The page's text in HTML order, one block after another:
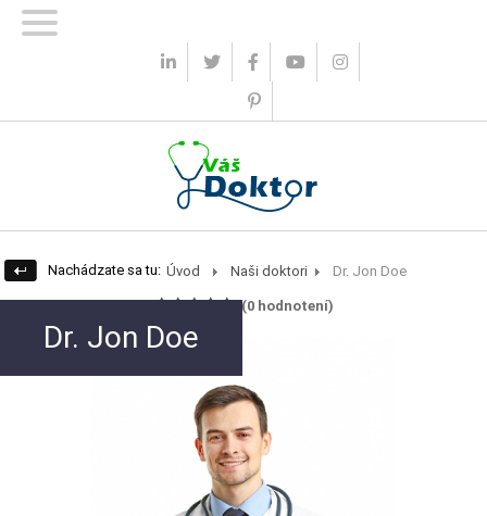
Nachádzate sa tu: Úvod Naši doktori Dr. Jon Doe
Dr. Jon Doe
(0hodnotení)